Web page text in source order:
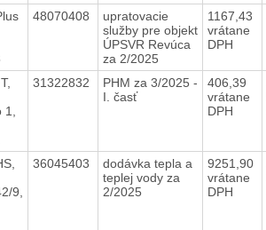
48070408
upratovacie
služby pre objekt
ÚPSVR Revúca
za 2/2025
1167,43
vrátane
DPH
31322832
PHM za 3/2025 -
I. časť
406,39
vrátane
DPH
9,
36045403
dodávka tepla a
teplej vody za
2/2025
9251,90
vrátane
DPH